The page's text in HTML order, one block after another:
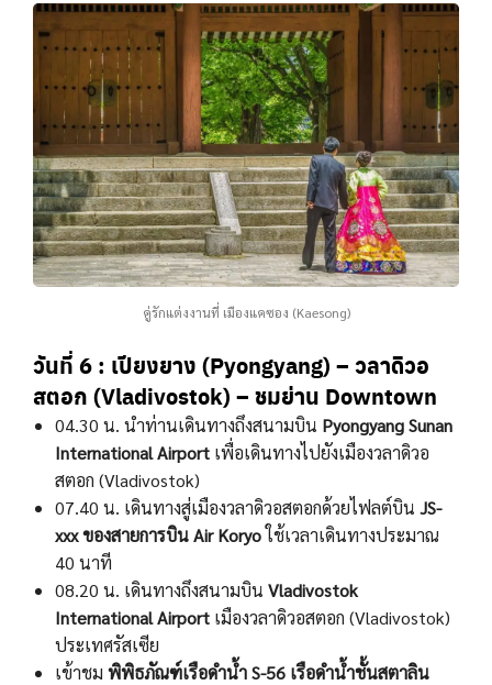
คู่รักแต่งงานที่ เมืองแคซอง (Kaesong)
วันที่ 6 : เปียงยาง (Pyongyang) – วลาดิวอ
สตอก (Vladivostok) – ชมย่าน Downtown
04.30 น. นำท่านเดินทางถึงสนามบิน Pyongyang Sunan
International Airport เพื่อเดินทางไปยังเมืองวลาดิวอ
สตอก (Vladivostok)
07.40 น. เดินทางสู่เมืองวลาดิวอสตอกด้วยไฟลต์บิน JS-
xxxของสายการบินAirKoryoใช้เวลาเดินทางประมาณ
40 นาที
08.20 น. เดินทางถึงสนามบิน Vladivostok
International Airport เมืองวลาดิวอสตอก (Vladivostok)
ประเทศรัสเซีย
เข้าชม พิพิธภัณฑ์เรือดำน้ำ S-56 เรือดำน้ำชั้นสตาลิน